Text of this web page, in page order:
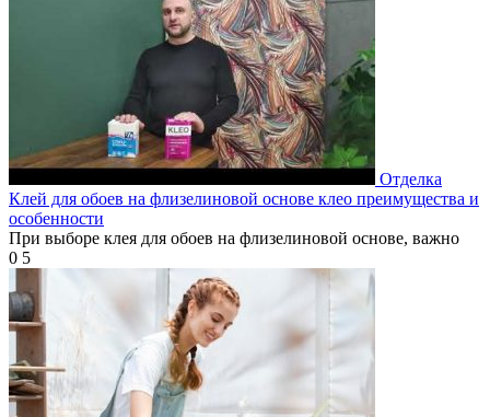
Отделка
Клей для обоев на флизелиновой основе клео преимущества и
особенности
При выборе клея для обоев на флизелиновой основе, важно
0 5